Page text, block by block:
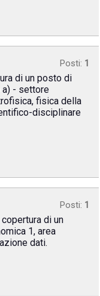
Posti: 1
di un posto di
a) - settore
fisica della
disciplinare
Posti: 1
di un
1, area
dati.